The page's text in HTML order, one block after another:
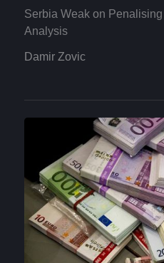
Serbia Weak on
Analysis
Damir Zovic